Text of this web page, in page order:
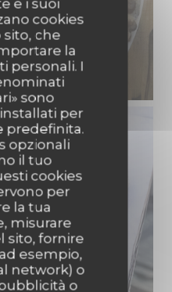
e i suoi
cookies
che
la
personali. I
sono
per
predefinita.
opzionali
il tuo
cookies
per
la tua
misurare
sito, fornire
esempio,
network) o
o